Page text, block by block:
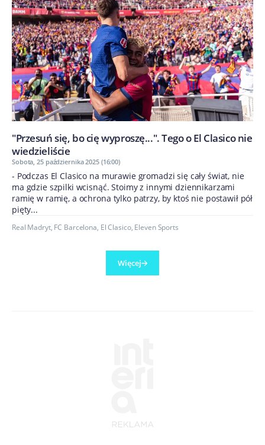
"Przesuń się, bo cię wyproszę...". Tego o El Clasico nie
wiedzieliście
Sobota, 25 października 2025 (16:00)
- Podczas El Clasico na murawie gromadzi się cały świat, nie
ma gdzie szpilki wcisnąć. Stoimy z innymi dziennikarzami
ramię w ramię, a ochrona tylko patrzy, by ktoś nie postawił pół
pięty...
Real Madryt, FC Barcelona, El Clasico, Eleven Sports
Więcej